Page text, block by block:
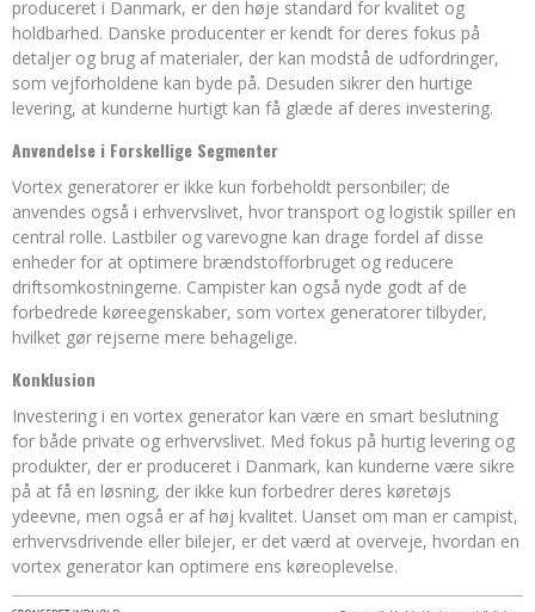
produceret i Danmark, er den høje standard for kvalitet og
holdbarhed. Danske producenter er kendt for deres fokus på
detaljer og brug af materialer, der kan modstå de udfordringer,
som vejforholdene kan byde på. Desuden sikrer den hurtige
levering, at kunderne hurtigt kan få glæde af deres investering.
Anvendelse i Forskellige Segmenter
Vortex generatorer er ikke kun forbeholdt personbiler; de
anvendes også i erhvervslivet, hvor transport og logistik spiller en
central rolle. Lastbiler og varevogne kan drage fordel af disse
enheder for at optimere brændstofforbruget og reducere
driftsomkostningerne. Campister kan også nyde godt af de
forbedrede køreegenskaber, som vortex generatorer tilbyder,
hvilket gør rejserne mere behagelige.
Konklusion
Investering i en vortex generator kan være en smart beslutning
for både private og erhvervslivet. Med fokus på hurtig levering og
produkter, der er produceret i Danmark, kan kunderne være sikre
på at få en løsning, der ikke kun forbedrer deres køretøjs
ydeevne, men også er af høj kvalitet. Uanset om man er campist,
erhvervsdrivende eller bilejer, er det værd at overveje, hvordan en
vortex generator kan optimere ens køreoplevelse.